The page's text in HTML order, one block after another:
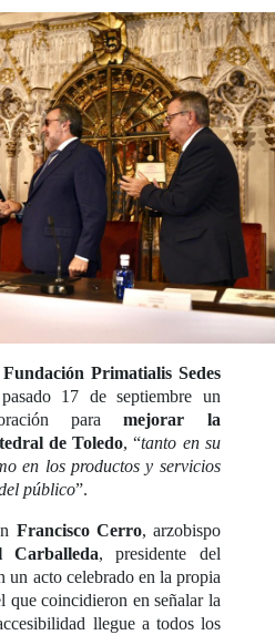
Fundación Primatialis Sedes
17 de septiembre un
paramejorar la
de Toledo, “tanto en su
en los productos y servicios
público”.
Francisco Cerro, arzobispo
Carballeda, presidente del
acto celebrado en la propia
que coincidieron en señalar la
llegue a todos los